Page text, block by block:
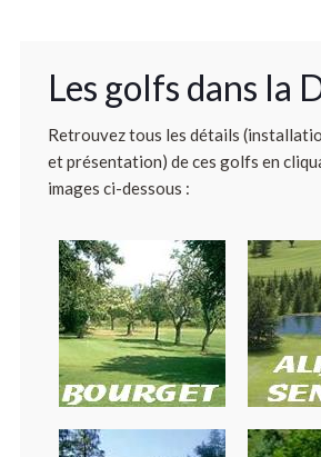
Les golfs dans la
Retrouvez tous les détails
et présentation) de ces golfs en
images ci-dessous :